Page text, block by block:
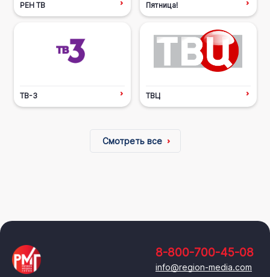
РЕН ТВ Пятница!
ТВ-3 ТВЦ
Смотреть все
8-800-700-45-08
info@region-media.com